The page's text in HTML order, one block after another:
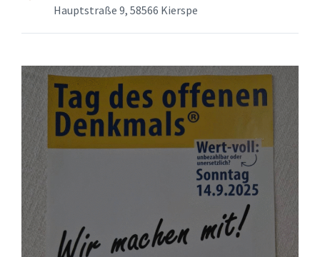
Hauptstraße 9, 58566 Kierspe